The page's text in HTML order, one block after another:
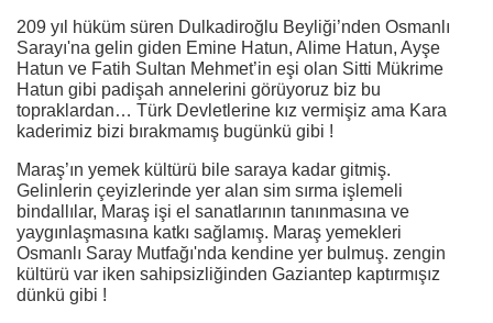
209 yıl hüküm süren Dulkadiroğlu Beyliği’nden Osmanlı
Sarayı'na gelin giden Emine Hatun, Alime Hatun, Ayşe
Hatun ve Fatih Sultan Mehmet’in eşi olan Sitti Mükrime
Hatun gibi padişah annelerini görüyoruz biz bu
topraklardan… Türk Devletlerine kız vermişiz ama Kara
kaderimiz bizi bırakmamış bugünkü gibi !
Maraş’ın yemek kültürü bile saraya kadar gitmiş.
Gelinlerin çeyizlerinde yer alan sim sırma işlemeli
bindallılar, Maraş işi el sanatlarının tanınmasına ve
yaygınlaşmasına katkı sağlamış. Maraş yemekleri
Osmanlı Saray Mutfağı'nda kendine yer bulmuş. zengin
kültürü var iken sahipsizliğinden Gaziantep kaptırmışız
dünkü gibi !